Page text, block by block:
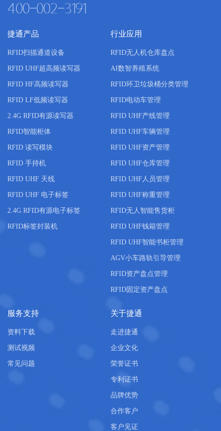
400-002-3191
捷通产品
RFID扫描通道设备
RFID UHF超高频读写器
RFID HF高频读写器
RFID LF低频读写器
2.4G RFID有源读写器
RFID智能柜体
RFID 读写模块
RFID 手持机
RFID UHF 天线
RFID UHF 电子标签
2.4G RFID有源电子标签
RFID标签封装机
行业应用
RFID无人机仓库盘点
AI数智养殖系统
RFID环卫垃圾桶分类管理
RFID电动车管理
RFID UHF产线管理
RFID UHF车辆管理
RFID UHF资产管理
RFID UHF仓库管理
RFID UHF人员管理
RFID UHF称重管理
RFID无人智能售货柜
RFID UHF钱箱管理
RFID UHF智能书柜管理
AGV小车路轨引导管理
RFID资产盘点管理
RFID固定资产盘点
服务支持
资料下载
测试视频
常见问题
关于捷通
走进捷通
企业文化
荣誉证书
专利证书
品牌优势
合作客户
客户见证